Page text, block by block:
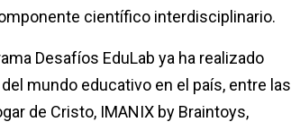
científico interdisciplinario.
Desafíos EduLab ya ha realizado
mundo educativo en el país, entre las
de Cristo, IMANIX by Braintoys,